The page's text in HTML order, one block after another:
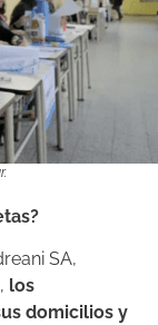
SA,
los
domicilios y